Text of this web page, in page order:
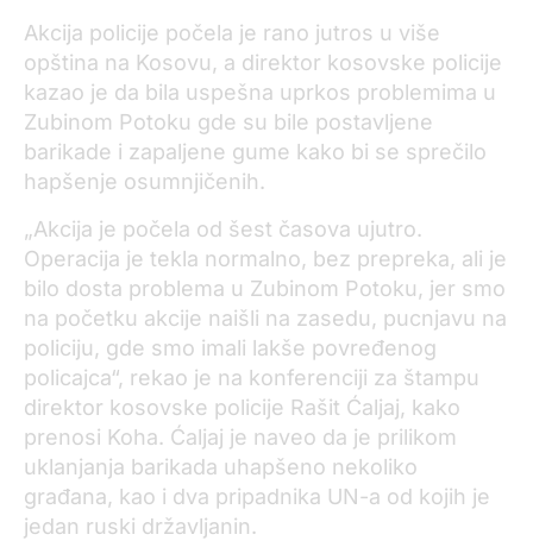
Akcija policije počela je rano jutros u više
opština na Kosovu, a direktor kosovske policije
kazao je da bila uspešna uprkos problemima u
Zubinom Potoku gde su bile postavljene
barikade i zapaljene gume kako bi se sprečilo
hapšenje osumnjičenih.
„Akcija je počela od šest časova ujutro.
Operacija je tekla normalno, bez prepreka, ali je
bilo dosta problema u Zubinom Potoku, jer smo
na početku akcije naišli na zasedu, pucnjavu na
policiju, gde smo imali lakše povređenog
policajca“, rekao je na konferenciji za štampu
direktor kosovske policije Rašit Ćaljaj, kako
prenosi Koha. Ćaljaj je naveo da je prilikom
uklanjanja barikada uhapšeno nekoliko
građana, kao i dva pripadnika UN-a od kojih je
jedan ruski državljanin.